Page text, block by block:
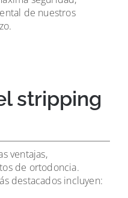
de nuestros
stripping
ventajas,
de ortodoncia.
destacados incluyen: